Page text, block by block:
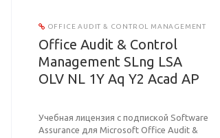
OFFICE AUDIT & CONTROL MANAGEMENT
Office Audit & Control
Management SLng LSA
OLV NL 1Y Aq Y2 Acad AP
Учебная лицензия с подпиской Software
Assurance для Microsoft Office Audit &